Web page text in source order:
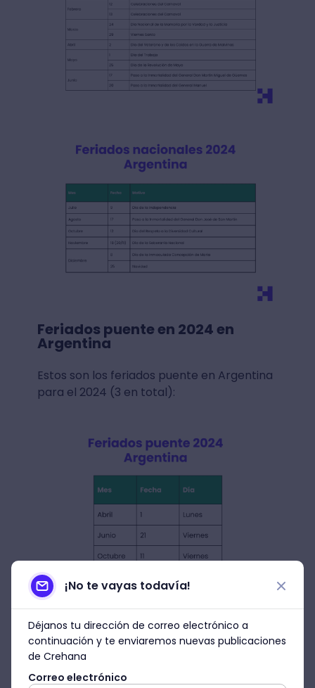
Feriados puente en 2024 en
Argentina
Estos son los feriados puente en Argentina
para el 2024 (3 en total):
Fines de semana largos en 2024
en Argentina
al 1 de enero de 2024: fin de
¡No te vayas todavía!
Déjanos tu dirección de correo electrónico a
continuación y te enviaremos nuevas publicaciones
de Crehana
Correo electrónico